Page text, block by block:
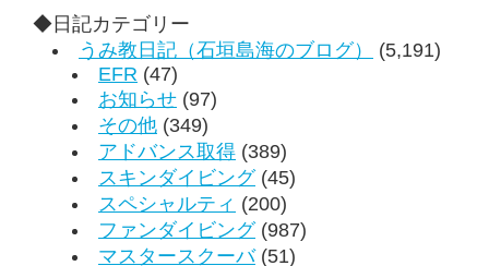
◆日記カテゴリー
うみ教日記（石垣島海のブログ）
(5,191)
EFR (47)
お知らせ (97)
その他 (349)
アドバンス取得 (389)
スキンダイビング(45)
スペシャルティ (200)
ファンダイビング(987)
マスタースクーバ(51)